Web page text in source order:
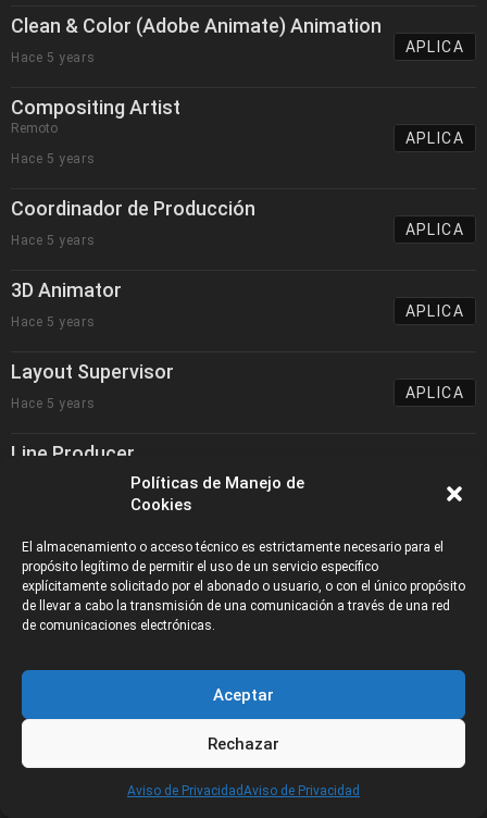
Políticas de Manejo de
Cookies
El almacenamiento o acceso técnico es estrictamente necesario para el
propósito legítimo de permitir el uso de un servicio específico
explícitamente solicitado por el abonado o usuario, o con el único propósito
de llevar a cabo la transmisión de una comunicación a través de una red
de comunicaciones electrónicas.
Aceptar
Rechazar
Aviso de PrivacidadAviso de Privacidad
Clean & Color (Adobe Animate) Animation
Hace 5 years
APLICA
Compositing Artist
Remoto
Hace 5 years
APLICA
Coordinador de Producción
Hace 5 years
APLICA
3D Animator
Hace 5 years
APLICA
Layout Supervisor
Hace 5 years
APLICA
Line Producer
Hace 5 years
APLICA
Supervisor de 3D Compositing
2D Cut-out Harmony (Posing & Inbetween)
APLICA
2D Cut-out Harmony (Posing & Inbetween)